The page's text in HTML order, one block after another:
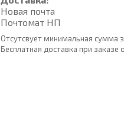
Новая почта
Почтомат НП
Отсутсвует минимальная сумма
Бесплатная доставка при заказе